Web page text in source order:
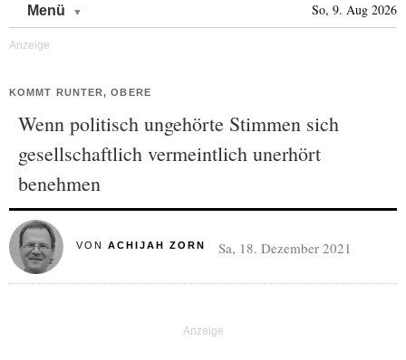
Menü So, 9. Aug 2026
KOMMT RUNTER, OBERE
Wenn politisch ungehörte Stimmen sich
gesellschaftlich vermeintlich unerhört
benehmen
VON ACHIJAH ZORN Sa, 18. Dezember 2021